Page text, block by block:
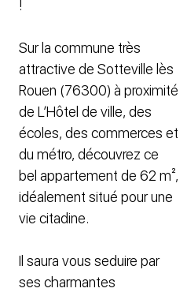
!
Sur la commune très
attractive de Sotteville lès
Rouen (76300) à proximité
de L’Hôtel de ville, des
écoles, des commerces et
du métro, découvrez ce
bel appartement de 62 m²,
idéalement situé pour une
vie citadine.
Il saura vous seduire par
ses charmantes